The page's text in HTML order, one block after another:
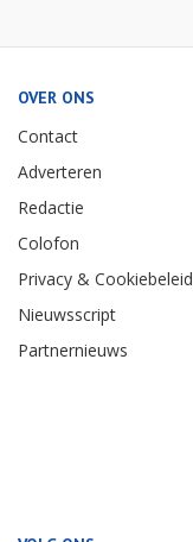
OVER ONS
Contact
Adverteren
Redactie
Colofon
Privacy & Cookiebeleid
Nieuwsscript
Partnernieuws